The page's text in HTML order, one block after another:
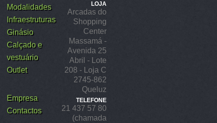
Modalidades
Infraestruturas
Ginásio
Calçado e
vestuário
Outlet
Empresa
Contactos
LOJA
Arcadas do
Shopping
Center
Massamá -
Avenida 25
Abril - Lote
208 - Loja C
2745-862
Queluz
TELEFONE
21 437 57 80
(chamada